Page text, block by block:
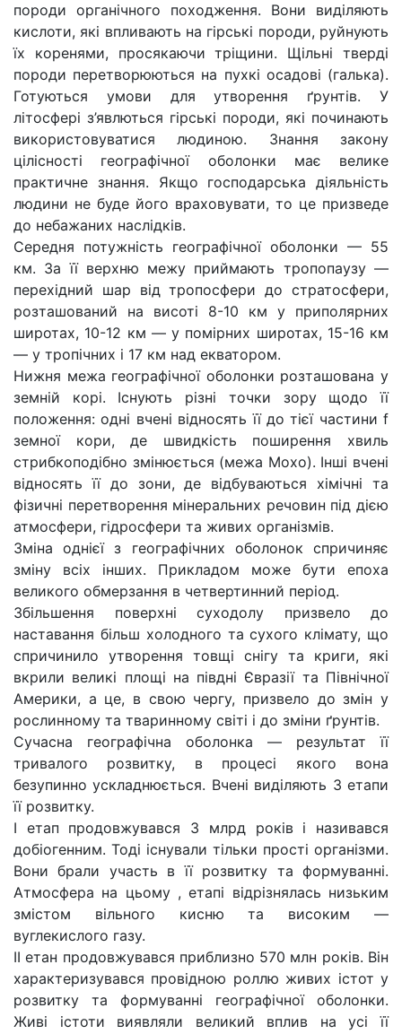
породи органічного походження. Вони виділяють
кислоти, які впливають на гірські породи, руйнують
їх коренями, просякаючи тріщини. Щільні тверді
породи перетворюються на пухкі осадові (галька).
Готуються умови для утворення ґрунтів. У
літосфері з’явлються гірські породи, які починають
використовуватися людиною. Знання закону
цілісності географічної оболонки має велике
практичне знання. Якщо господарська діяльність
людини не буде його враховувати, то це призведе
до небажаних наслідків.
Середня потужність географічної оболонки — 55
км. За її верхню межу приймають тропопаузу —
перехідний шар від тропосфери до стратосфери,
розташований на висоті 8-10 км у приполярних
широтах, 10-12 км — у помірних широтах, 15-16 км
— у тропічних і 17 км над екватором.
Нижня межа географічної оболонки розташована у
земній корі. Існують різні точки зору щодо її
положення: одні вчені відносять її до тієї частини f
земної кори, де швидкість поширення хвиль
стрибкоподібно змінюється (межа Мохо). Інші вчені
відносять її до зони, де відбуваються хімічні та
фізичні перетворення мінеральних речовин під дією
атмосфери, гідросфери та живих організмів.
Зміна однієї з географічних оболонок спричиняє
зміну всіх інших. Прикладом може бути епоха
великого обмерзання в четвертинний період.
Збільшення поверхні суходолу призвело до
наставання більш холодного та сухого клімату, що
спричинило утворення товщі снігу та криги, які
вкрили великі площі на півдні Євразії та Північної
Америки, а це, в свою чергу, призвело до змін у
рослинному та тваринному світі і до зміни ґрунтів.
Сучасна географічна оболонка — результат її
тривалого розвитку, в процесі якого вона
безупинно ускладнюється. Вчені виділяють 3 етапи
її розвитку.
І етап продовжувався 3 млрд років і називався
добіогенним. Тоді існували тільки прості організми.
Вони брали участь в її розвитку та формуванні.
Атмосфера на цьому , етапі відрізнялась низьким
змістом вільного кисню та високим —
вуглекислого газу.
II етан продовжувався приблизно 570 млн років. Він
характеризувався провідною роллю живих істот у
розвитку та формуванні географічної оболонки.
Живі істоти виявляли великий вплив на усі її